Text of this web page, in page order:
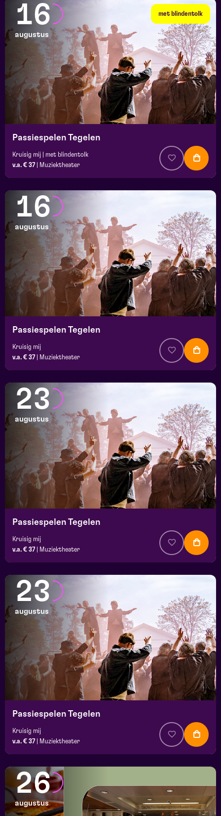
met blindentolk
16
augustus
Passiespelen Tegelen
Kruisig mij | met blindentolk
v.a. € 37
Muziektheater
16
augustus
Passiespelen Tegelen
Kruisig mij
v.a. € 37
Muziektheater
23
augustus
Passiespelen Tegelen
Kruisig mij
v.a. € 37
Muziektheater
23
augustus
Passiespelen Tegelen
Kruisig mij
v.a. € 37
Muziektheater
26
augustus